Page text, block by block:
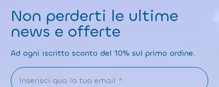
Non perderti le ultime
news e offerte
Ad ogni iscritto sconto del 10% sul primo ordine.